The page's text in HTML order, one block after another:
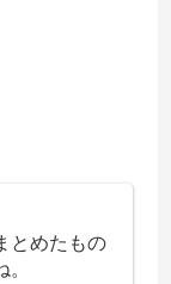
とめたもの